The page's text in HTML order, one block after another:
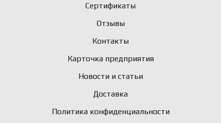
Сертификаты
Отзывы
Контакты
Карточка предприятия
Новости и статьи
Доставка
Политика конфиденциальности